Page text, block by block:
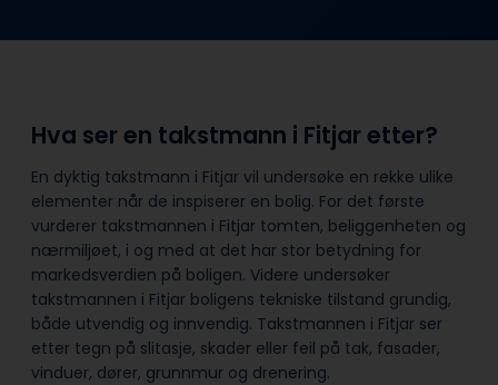
Hva ser en takstmann i Fitjar etter?
En dyktig takstmann i Fitjar vil undersøke en rekke ulike
elementer når de inspiserer en bolig. For det første
vurderer takstmannen i Fitjar tomten, beliggenheten og
nærmiljøet, i og med at det har stor betydning for
markedsverdien på boligen. Videre undersøker
takstmannen i Fitjar boligens tekniske tilstand grundig,
både utvendig og innvendig. Takstmannen i Fitjar ser
etter tegn på slitasje, skader eller feil på tak, fasader,
vinduer, dører, grunnmur og drenering.